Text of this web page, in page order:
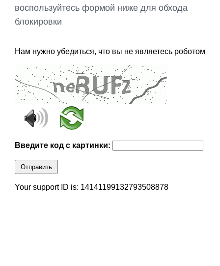
воспользуйтесь формой ниже для обхода
блокировки
Нам нужно убедиться, что вы не являетесь роботом
Введите код с картинки:
Отправить
Your support ID is: 14141199132793508878